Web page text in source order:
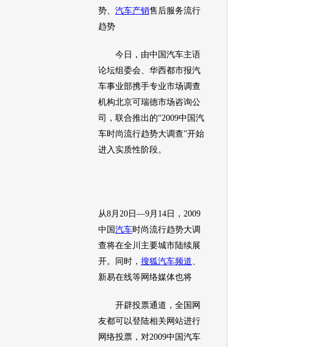
势、 汽车产销售后服务流行
趋势
今日，由中国 汽车主语
论坛组委会、华西都市报汽
车事业部携手专业市场调查
机构北京可瑞德市场咨询公
司，联合推出的“2009中国 汽
车时尚流行趋势大调查”开始
进入实质性阶段。
从8月20日—9月14日，2009
中国 汽车时尚流行趋势大调
查将在全川主要城市陆续展
开。同时， 搜狐汽车频道
新易在线等网络媒体也将
开辟投票通道，全国网
友都可以登陆相关网站进行
网络投票，对2009中国 汽车